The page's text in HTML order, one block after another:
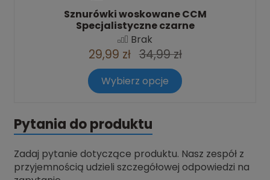
Sznurówki woskowane CCM
Specjalistyczne czarne
Brak
29,99 zł 34,99 zł
Wybierz opcje
Pytania do produktu
Zadaj pytanie dotyczące produktu. Nasz zespół z
przyjemnością udzieli szczegółowej odpowiedzi na